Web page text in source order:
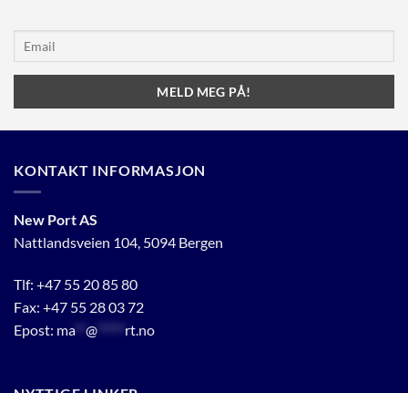
KONTAKT INFORMASJON
New Port AS
Nattlandsveien 104, 5094 Bergen
Tlf: +47 55 20 85 80
Fax: +47 55 28 03 72
Epost: ma** @ rt.no